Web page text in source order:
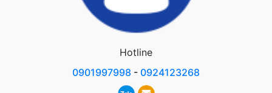
Hotline
0901997998 - 0924123268